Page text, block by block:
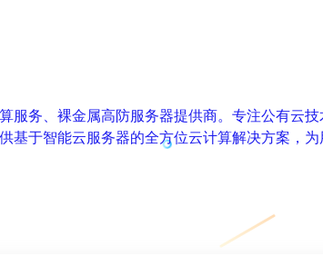
服务、裸金属高防服务器提供商。专注公有云
基于智能云服务器的全方位云计算解决方案，